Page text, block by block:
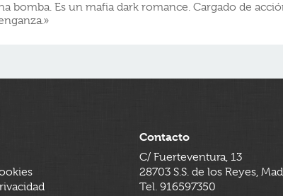
bomba. Es un mafia dark romance. Cargado de
Contacto
C/ Fuerteventura, 13
28703 S.S. de los Reyes,
Tel. 916597350